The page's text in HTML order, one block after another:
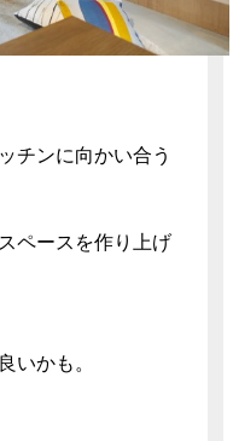
チンに向かい合う
ペースを作り上げ
いかも。